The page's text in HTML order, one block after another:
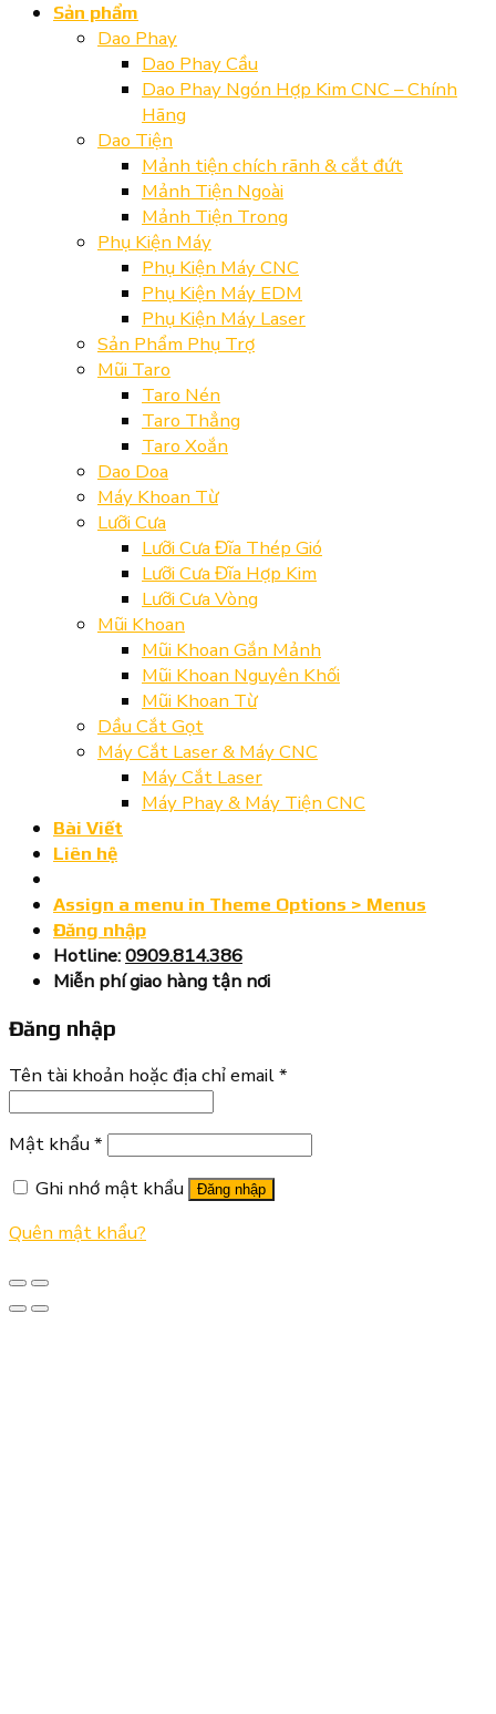
Sản phẩm
Dao Phay
Dao Phay Cầu
Dao Phay Ngón Hợp Kim CNC – Chính
Hãng
Dao Tiện
Mảnh tiện chích rãnh & cắt đứt
Mảnh Tiện Ngoài
Mảnh Tiện Trong
Phụ Kiện Máy
Phụ Kiện Máy CNC
Phụ Kiện Máy EDM
Phụ Kiện Máy Laser
Sản Phẩm Phụ Trợ
Mũi Taro
Taro Nén
Taro Thẳng
Taro Xoắn
Dao Doa
Máy Khoan Từ
Lưỡi Cưa
Lưỡi Cưa Đĩa Thép Gió
Lưỡi Cưa Đĩa Hợp Kim
Lưỡi Cưa Vòng
Mũi Khoan
Mũi Khoan Gắn Mảnh
Mũi Khoan Nguyên Khối
Mũi Khoan Từ
Dầu Cắt Gọt
Máy Cắt Laser & Máy CNC
Máy Cắt Laser
Máy Phay & Máy Tiện CNC
Bài Viết
Liên hệ
Assign a menu in Theme Options > Menus
Đăng nhập
Hotline:0909.814.386
Miễn phí giao hàng tận nơi
Đăng nhập
Tên tài khoản hoặc địa chỉ email*
Mật khẩu *
Ghi nhớ mật khẩu
Đăng nhập
Quên mật khẩu?